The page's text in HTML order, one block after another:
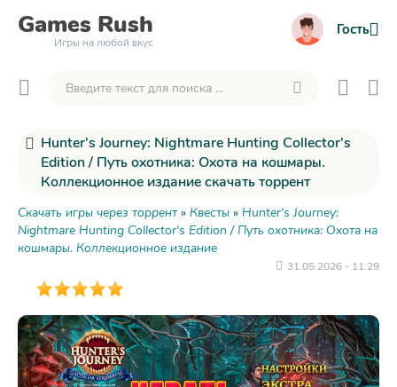
Games Rush
Игры на любой вкус
Гость
Hunter's Journey: Nightmare Hunting Collector's
Edition / Путь охотника: Охота на кошмары.
Коллекционное издание скачать торрент
Скачать игры через торрент» Квесты » Hunter's Journey:
Nightmare Hunting Collector's Edition / Путь охотника: Охота на
кошмары. Коллекционное издание
31.05.2026 - 11:29